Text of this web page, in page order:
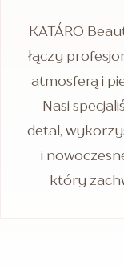
KATÁRO
łączy
atmosferą i
Nasi
detal,
i
który